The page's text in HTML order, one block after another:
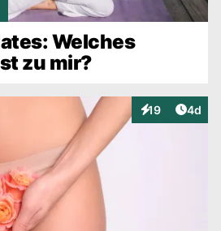
Welches
zu mir?
19
Interaktionen
4d